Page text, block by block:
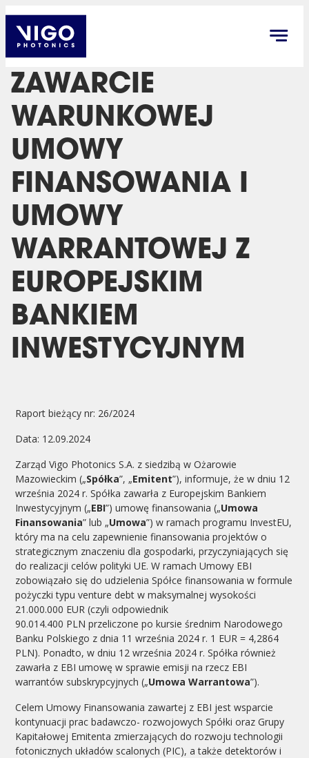
ZAWARCIE
WARUNKOWEJ
UMOWY
FINANSOWANIA I
UMOWY
WARRANTOWEJ Z
EUROPEJSKIM
BANKIEM
INWESTYCYJNYM
Raport bieżący nr: 26/2024
Data: 12.09.2024
Zarząd Vigo Photonics S.A. z siedzibą w Ożarowie
Mazowieckim („Spółka”, „Emitent”), informuje, że w dniu 12
września 2024 r. Spółka zawarła z Europejskim Bankiem
Inwestycyjnym („EBI”) umowę finansowania („Umowa
Finansowania” lub „Umowa”) w ramach programu InvestEU,
który ma na celu zapewnienie finansowania projektów o
strategicznym znaczeniu dla gospodarki, przyczyniających się
do realizacji celów polityki UE. W ramach Umowy EBI
zobowiązało się do udzielenia Spółce finansowania w formule
pożyczki typu venture debt w maksymalnej wysokości
21.000.000 EUR (czyli odpowiednik
90.014.400 PLN przeliczone po kursie średnim Narodowego
Banku Polskiego z dnia 11 września 2024 r. 1 EUR = 4,2864
PLN). Ponadto, w dniu 12 września 2024 r. Spółka również
zawarła z EBI umowę w sprawie emisji na rzecz EBI
warrantów subskrypcyjnych („Umowa Warrantowa”).
Celem Umowy Finansowania zawartej z EBI jest wsparcie
kontynuacji prac badawczo- rozwojowych Spółki oraz Grupy
Kapitałowej Emitenta zmierzających do rozwoju technologii
fotonicznych układów scalonych (PIC), a także detektorów i